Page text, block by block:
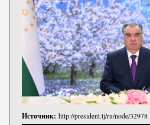
Источник: http://president.tj/ru/node/32978